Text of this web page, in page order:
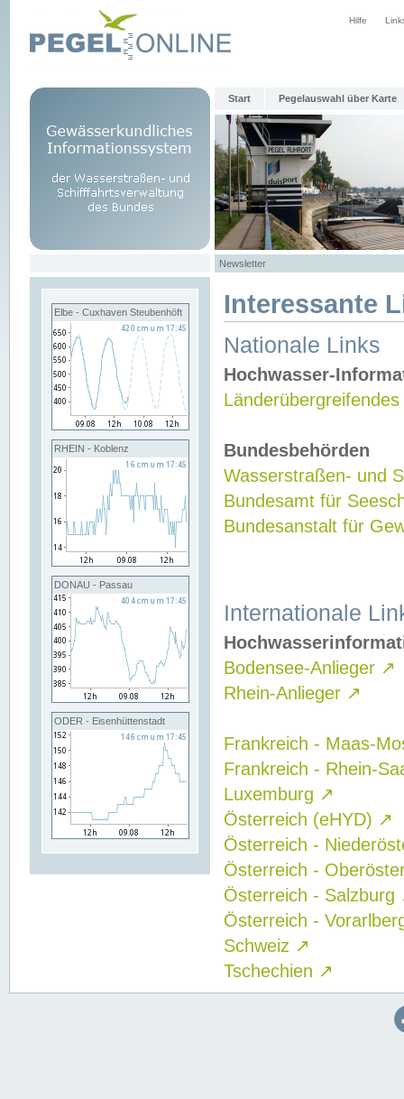
Hilfe
Start Pegelauswahl über Karte
Newsletter
Elbe - Cuxhaven Steubenhöft
RHEIN - Koblenz
DONAU - Passau
ODER - Eisenhüttenstadt
Interessante
Nationale Links
Hochwasser-
Bundesbehörden
Wasserstraßen- und
Bundesamt für
Bundesanstalt für
Internationale
Bodensee-Anlieger ↗
Rhein-Anlieger ↗
Frankreich - Maas-
Frankreich - Rhein-
Luxemburg ↗
Österreich (eHYD) ↗
Österreich -
Österreich -
Österreich - Salzburg
Österreich -
Schweiz ↗
Tschechien ↗